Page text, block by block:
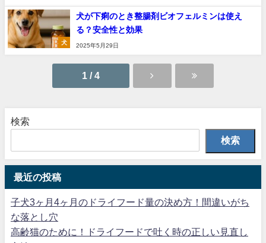
犬
犬が下痢のとき整腸剤ビオフェルミンは使え
る？安全性と効果
2025年5月29日
1 / 4
検索
検索
最近の投稿
子犬3ヶ月4ヶ月のドライフード量の決め方！間違いがち
な落とし穴
高齢猫のために！ドライフードで吐く時の正しい見直し